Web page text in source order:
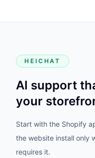
HEICHAT
AI support
your
Start with the Shopify
the website install only
requires it.